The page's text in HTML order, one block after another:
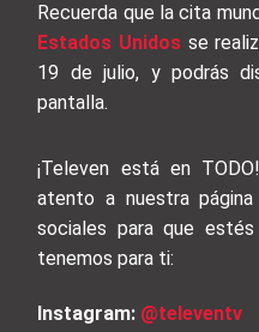
Recuerda que la cita
Estados Unidosse
19 de julio, y podrás
pantalla.
¡Televen está en
atento a nuestra
sociales para que
tenemos para ti:
Instagram: @televentv